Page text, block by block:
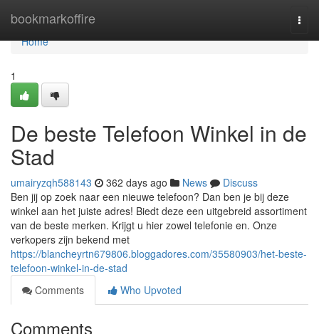
bookmarkoffire
Home
Home
1
De beste Telefoon Winkel in de
Stad
umairyzqh588143 362 days ago News
Discuss
Ben jij op zoek naar een nieuwe telefoon? Dan ben je bij deze
winkel aan het juiste adres! Biedt deze een uitgebreid assortiment
van de beste merken. Krijgt u hier zowel telefonie en. Onze
verkopers zijn bekend met
https://blancheyrtn679806.bloggadores.com/35580903/het-beste-
telefoon-winkel-in-de-stad
Comments
Who Upvoted
Comments